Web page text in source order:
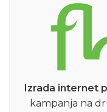
Izrada internet
kampanja na